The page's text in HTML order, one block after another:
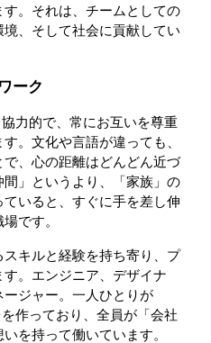
。それは、チームとしての
、そして社会に貢献してい
ーク
力的で、常にお互いを尊重
。文化や言語が違っても、
、心の距離はどんどん近づ
」というより、「家族」の
いると、すぐに手を差し伸
です。
キルと経験を持ち寄り、プ
。エンジニア、デザイナ
ジャー。一人ひとりが
作っており、全員が「会社
を持って働いています。